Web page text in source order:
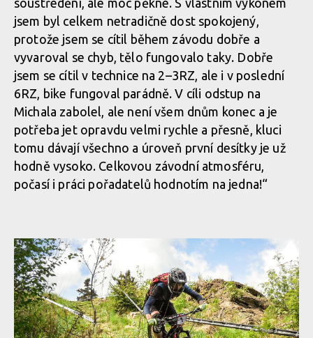
soustředění, ale moc pěkné. S vlastním výkonem
jsem byl celkem netradičně dost spokojený,
protože jsem se cítil během závodu dobře a
vyvaroval se chyb, tělo fungovalo taky. Dobře
jsem se cítil v technice na 2–3RZ, ale i v poslední
6RZ, bike fungoval parádně. V cíli odstup na
Michala zabolel, ale není všem dnům konec a je
potřeba jet opravdu velmi rychle a přesně, kluci
tomu dávají všechno a úroveň první desítky je už
hodně vysoko. Celkovou závodní atmosféru,
počasí i práci pořadatelů hodnotím na jedna!“